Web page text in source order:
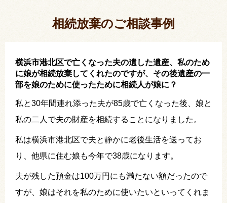
相続放棄のご相談事例
横浜市港北区で亡くなった夫の遺した遺産、私のため
に娘が相続放棄してくれたのですが、その後遺産の一
部を娘のために使ったために相続人が娘に？
私と30年間連れ添った夫が85歳で亡くなった後、娘と
私の二人で夫の財産を相続することになりました。
私は横浜市港北区で夫と静かに老後生活を送ってお
り、他県に住む娘も今年で38歳になります。
夫が残した預金は100万円にも満たない額だったので
すが、娘はそれを私のために使いたいといってくれま